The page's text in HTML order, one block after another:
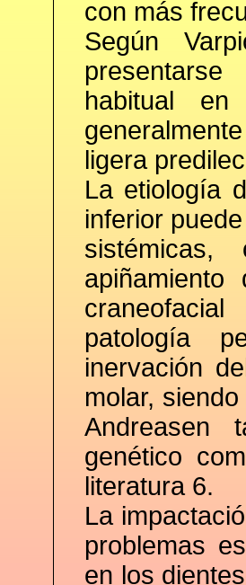
con más
Según
habitual en
ligera
La etiología
inferior
patología
inervación
molar,
Andreasen
genético
literatura 6.
La
problemas
en los